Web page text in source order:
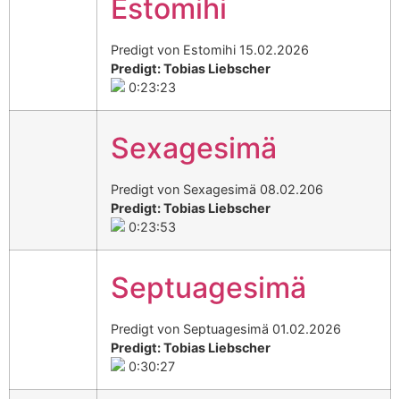
Estomihi
Predigt von Estomihi 15.02.2026
Predigt: Tobias Liebscher
0:23:23
Sexagesimä
Predigt von Sexagesimä 08.02.206
Predigt: Tobias Liebscher
0:23:53
Septuagesimä
Predigt von Septuagesimä 01.02.2026
Predigt: Tobias Liebscher
0:30:27